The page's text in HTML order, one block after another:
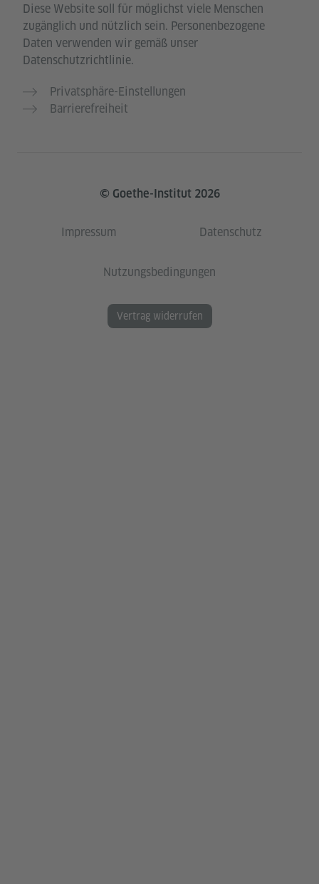
Diese Website soll für möglichst viele Menschen
zugänglich und nützlich sein. Personenbezogene
Daten verwenden wir gemäß unser
Datenschutzrichtlinie.
Privatsphäre-Einstellungen
Barrierefreiheit
© Goethe-Institut 2026
Impressum Datenschutz
Nutzungsbedingungen
Vertrag widerrufen